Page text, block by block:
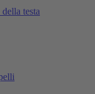
testa